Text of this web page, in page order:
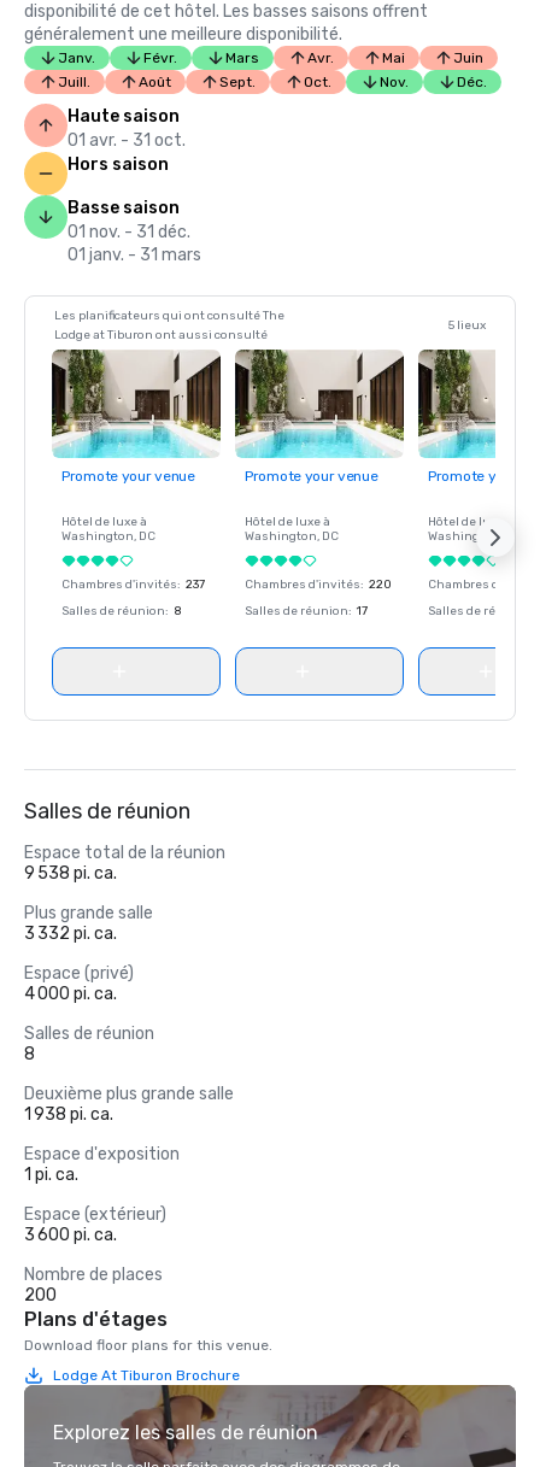
disponibilité de cet hôtel. Les basses saisons offrent
généralement une meilleure disponibilité.
Janv. Févr. Mars Avr. Mai
Juin
Juill.
Août Sept. Oct. Nov. Déc.
Haute saison
01 avr. - 31 oct.
Hors saison
Basse saison
01 nov. - 31 déc.
01 janv. - 31 mars
Les planificateurs qui ont consulté The
Lodge at Tiburon ont aussi consulté
5 lieux
Promote your venue
Hôtel de luxe à
Washington, DC
Chambres d'invités: 237
Salles de réunion: 8
Promote your venue
Hôtel de luxe à
Washington, DC
Chambres d'invités: 220
Salles de réunion: 17
Promote your
Hôtel de luxe à
Washington
Chambres
Salles de réunion
Salles de réunion
Espace total de la réunion
9 538 pi. ca.
Plus grande salle
3 332 pi. ca.
Espace (privé)
4 000 pi. ca.
Salles de réunion
8
Deuxième plus grande salle
1 938 pi. ca.
Espace d'exposition
1 pi. ca.
Espace (extérieur)
3 600 pi. ca.
Nombre de places
200
Plans d'étages
Download floor plans for this venue.
Lodge At Tiburon Brochure
Explorez les salles de réunion